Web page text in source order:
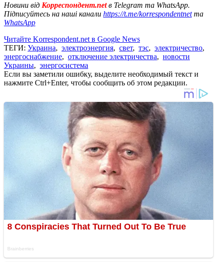
Новини від Корреспондент.netв Telegram та WhatsApp.
Підписуйтесь на наші канали https://t.me/korrespondentnetта
WhatsApp
Читайте Korrespondent.net в Google News
ТЕГИ: Украина, электроэнергия, свет, тэс, электричество,
энергоснабжение, отключение электричества, новости
Украины, энергосистема
Если вы заметили ошибку, выделите необходимый текст и
нажмите Ctrl+Enter, чтобы сообщить об этом редакции.